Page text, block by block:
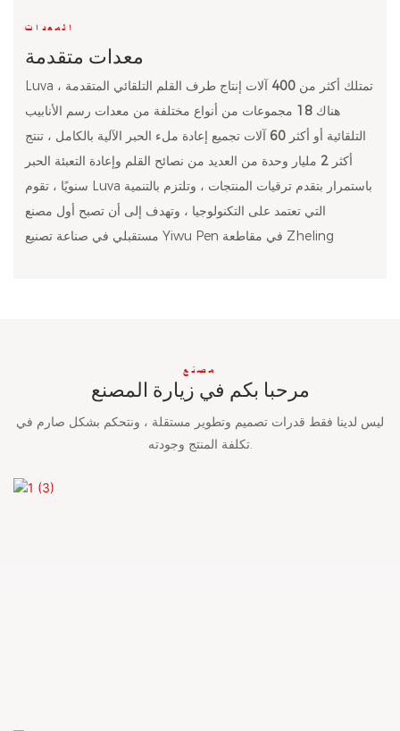
المعدات
معدات متقدمة
Luva تمتلك أكثر من 400 آلات إنتاج طرف القلم التلقائي المتقدمة ،
هناك 18 مجموعات من أنواع مختلفة من معدات رسم الأنابيب
التلقائية أو أكثر 60 آلات تجميع إعادة ملء الحبر الآلية بالكامل ، تنتج
أكثر 2 مليار وحدة من العديد من نصائح القلم وإعادة التعبئة الحبر
سنويًا ، تقوم Luva باستمرار بتقدم ترقيات المنتجات ، وتلتزم بالتنمية
التي تعتمد على التكنولوجيا ، وتهدف إلى أن تصبح أول مصنع
مستقبلي في صناعة تصنيع Yiwu Pen في مقاطعة Zheling
مصنع
مرحبا بكم في زيارة المصنع
ليس لدينا فقط قدرات تصميم وتطوير مستقلة ، ونتحكم بشكل صارم في
تكلفة المنتج وجودته.